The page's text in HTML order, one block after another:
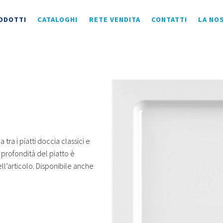
CATALOGHI RETE VENDITA CONTATTI LA
tra i piatti doccia classici e
del piatto è
Disponibile anche